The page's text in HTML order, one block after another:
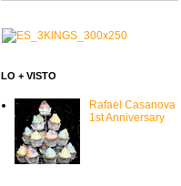
LO + VISTO
Rafael Casanova
1st Anniversary